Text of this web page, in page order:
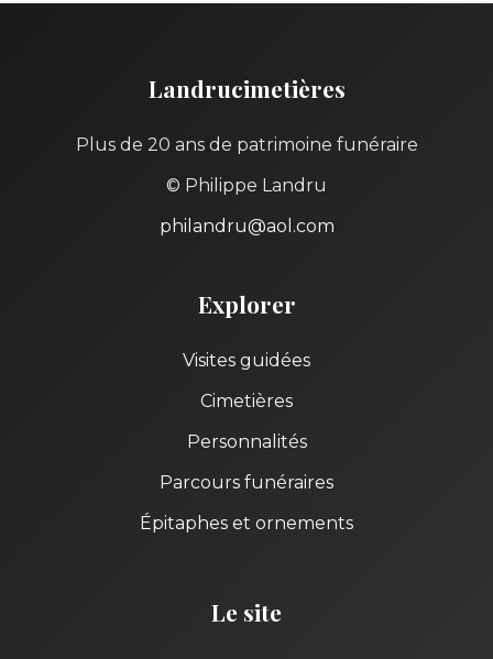
Landrucimetières
Plus de 20 ans de patrimoine funéraire
© Philippe Landru
philandru@aol.com
Explorer
Visites guidées
Cimetières
Personnalités
Parcours funéraires
Épitaphes et ornements
Le site